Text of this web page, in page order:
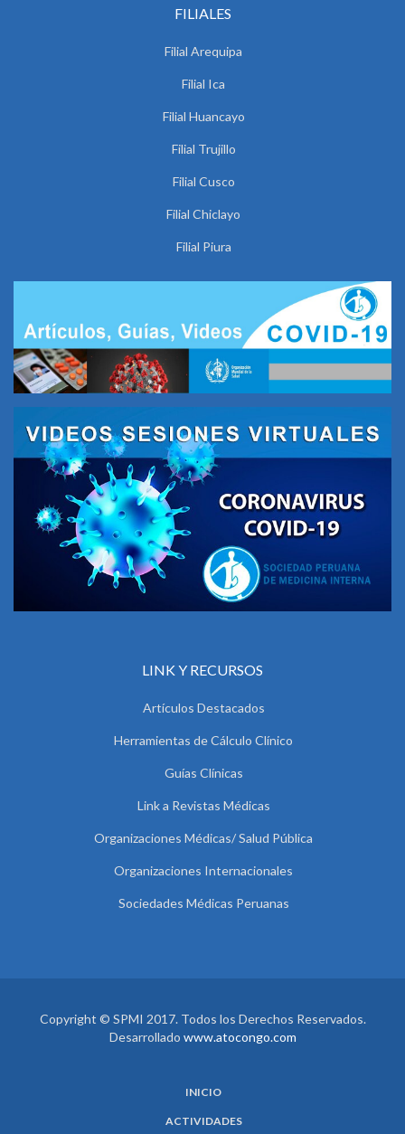
FILIALES
Filial Arequipa
Filial Ica
Filial Huancayo
Filial Trujillo
Filial Cusco
Filial Chiclayo
Filial Piura
LINK Y RECURSOS
Artículos Destacados
Herramientas de Cálculo Clínico
Guías Clínicas
Link a Revistas Médicas
Organizaciones Médicas/ Salud Pública
Organizaciones Internacionales
Sociedades Médicas Peruanas
Copyright © SPMI 2017. Todos los Derechos Reservados.
Desarrollado www.atocongo.com
INICIO
ACTIVIDADES